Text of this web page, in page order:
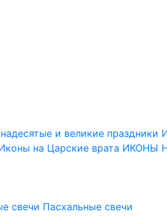
и великие праздники
на Царские врата ИКОНЫ
свечи Пасхальные свечи